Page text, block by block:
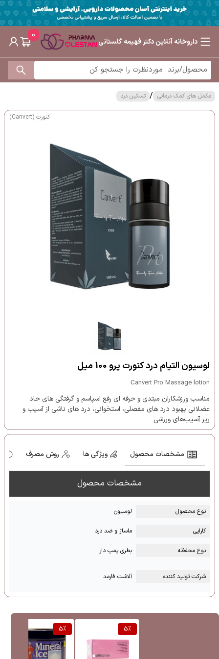
داروخانه آنلاین دکتر فهیمه گلستانی
0
مکمل های کمک درمانی / تسکین درد
کنورت (Canvert)
لوسیون التیام درد کنورت پرو 100 میل
Canvert Pro Massage lotion
مناسب ورزشکاران مبتدی و حرفه ای رفع اسپاسم و گرفتگی های حاد
عضلانی بهبود درد های مفصلی، استخوانی، درد های ناشی از آسیب‌ و
ریز آسیب‌های ورزشی
مشخصات محصول ویژگی ها روش مصرف
مشخصات محصول
نوع محصول لوسیون
کارایی ماساژ و ضد درد
نوع محفظه بطری پمپ دار
شرکت تولید کننده آلاشت فارمد
5%
5%